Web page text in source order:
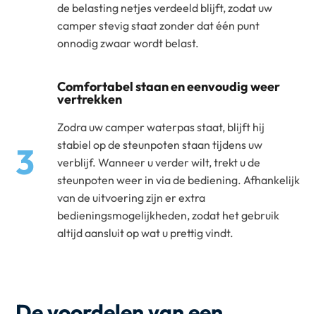
de belasting netjes verdeeld blijft, zodat uw
camper stevig staat zonder dat één punt
onnodig zwaar wordt belast.
3
Comfortabel staan en eenvoudig weer
vertrekken
Zodra uw camper waterpas staat, blijft hij
stabiel op de steunpoten staan tijdens uw
verblijf. Wanneer u verder wilt, trekt u de
steunpoten weer in via de bediening. Afhankelijk
van de uitvoering zijn er extra
bedieningsmogelijkheden, zodat het gebruik
altijd aansluit op wat u prettig vindt.